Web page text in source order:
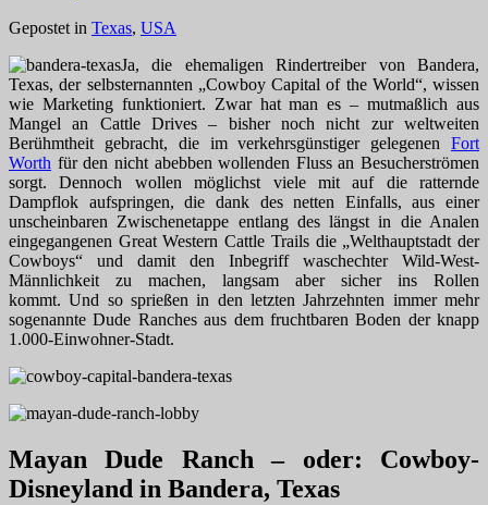
Gepostet in Texas, USA
Ja, die ehemaligen Rindertreiber von Bandera,
Texas, der selbsternannten „Cowboy Capital of the World“, wissen
wie Marketing funktioniert. Zwar hat man es – mutmaßlich aus
Mangel an Cattle Drives – bisher noch nicht zur weltweiten
Berühmtheit gebracht, die im verkehrsgünstiger gelegenen Fort
Worth für den nicht abebben wollenden Fluss an Besucherströmen
sorgt. Dennoch wollen möglichst viele mit auf die ratternde
Dampflok aufspringen, die dank des netten Einfalls, aus einer
unscheinbaren Zwischenetappe entlang des längst in die Analen
eingegangenen Great Western Cattle Trails die „Welthauptstadt der
Cowboys“ und damit den Inbegriff waschechter Wild-West-
Männlichkeit zu machen, langsam aber sicher ins Rollen
kommt. Und so sprießen in den letzten Jahrzehnten immer mehr
sogenannte Dude Ranches aus dem fruchtbaren Boden der knapp
1.000-Einwohner-Stadt.
Mayan Dude Ranch – oder: Cowboy-
Disneyland in Bandera, Texas